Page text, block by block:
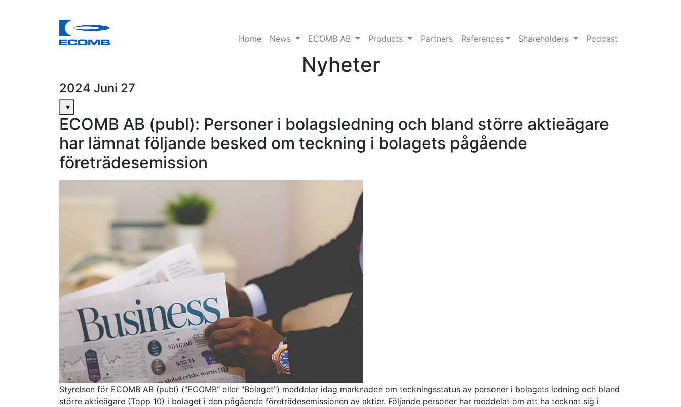
Home News ECOMB AB Products Partners References Shareholders Podcast
Nyheter
2024 Juni 27
▾
ECOMB AB (publ): Personer i bolagsledning och bland större aktieägare
har lämnat följande besked om teckning i bolagets pågående
företrädesemission
Styrelsen för ECOMB AB (publ) ("ECOMB" eller "Bolaget") meddelar idag marknaden om teckningsstatus av personer i bolagets ledning och bland
större aktieägare (Topp 10) i bolaget i den pågående företrädesemissionen av aktier. Följande personer har meddelat om att ha tecknat sig i